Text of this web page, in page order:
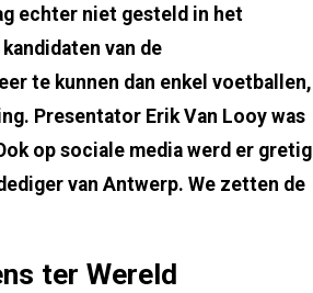
echter niet gesteld in het
van de
te kunnen dan enkel voetballen,
Presentator Erik Van Looy was
op sociale media werd er gretig
van Antwerp. We zetten de
ter Wereld